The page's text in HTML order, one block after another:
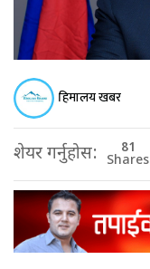
हिमालय खबर
शेयर गर्नुहोस: 81
Shares